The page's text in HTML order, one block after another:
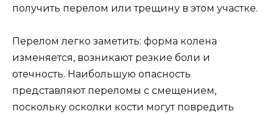
получить перелом или трещину в этом участке.
Перелом легко заметить: форма колена
изменяется, возникают резкие боли и
отечность. Наибольшую опасность
представляют переломы с смещением,
поскольку осколки кости могут повредить